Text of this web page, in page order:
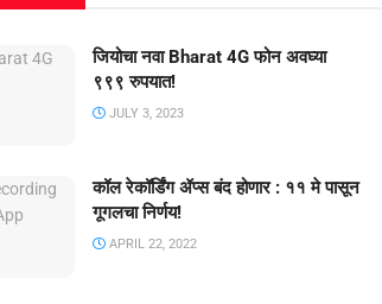
जियोचा नवा Bharat 4G फोन अवघ्या
९९९ रुपयात!
JULY 3, 2023
कॉल रेकॉर्डिंग ॲप्स बंद होणार : ११ मे पासून
गूगलचा निर्णय!
APRIL 22, 2022